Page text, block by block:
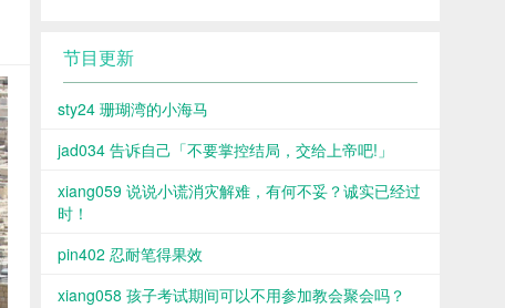
节目更新
sty24 珊瑚湾的小海马
jad034 告诉自己「不要掌控结局，交给上帝吧!」
xiang059 说说小谎消灾解难，有何不妥？诚实已经过
时！
pin402 忍耐笔得果效
xiang058 孩子考试期间可以不用参加教会聚会吗？